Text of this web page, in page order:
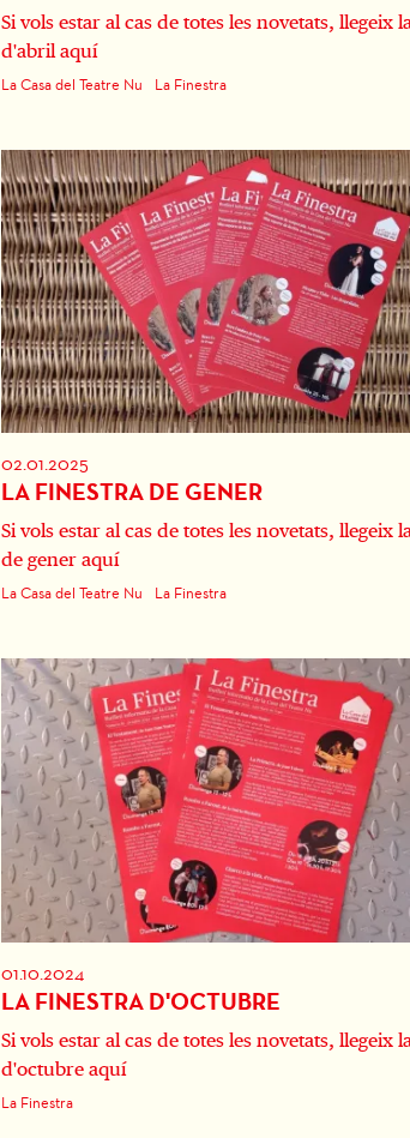
Si vols estar al cas de totes les novetats, llegeix
d'abril aquí
La Casa del Teatre Nu La Finestra
02.01.2025
LA FINESTRA DE GENER
Si vols estar al cas de totes les novetats, llegeix
de gener aquí
La Casa del Teatre Nu La Finestra
01.10.2024
LA FINESTRA D'OCTUBRE
Si vols estar al cas de totes les novetats, llegeix
d'octubre aquí
La Finestra